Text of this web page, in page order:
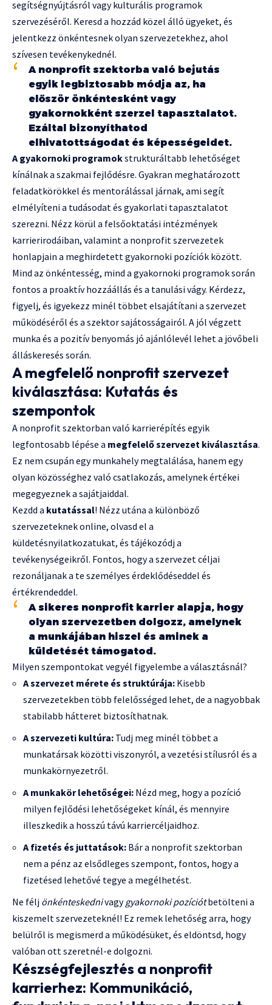
segítségnyújtásról vagy kulturális programok
szervezéséről. Keresd a hozzád közel álló ügyeket, és
jelentkezz önkéntesnek olyan szervezetekhez, ahol
szívesen tevékenykednél.
A nonprofit szektorba való bejutás
egyik legbiztosabb módja az, ha
először önkéntesként vagy
gyakornokként szerzel tapasztalatot.
Ezáltal bizonyíthatod
elhivatottságodat és képességeidet.
A gyakornoki programokstrukturáltabb lehetőséget
kínálnak a szakmai fejlődésre. Gyakran meghatározott
feladatkörökkel és mentorálással járnak, ami segít
elmélyíteni a tudásodat és gyakorlati tapasztalatot
szerezni. Nézz körül a felsőoktatási intézmények
karrierirodáiban, valamint a nonprofit szervezetek
honlapjain a meghirdetett gyakornoki pozíciók között.
Mind az önkéntesség, mind a gyakornoki programok során
fontos a proaktív hozzáállás és a tanulási vágy. Kérdezz,
figyelj, és igyekezz minél többet elsajátítani a szervezet
működéséről és a szektor sajátosságairól. A jól végzett
munka és a pozitív benyomás jó ajánlólevél lehet a jövőbeli
álláskeresés során.
A megfelelő nonprofit szervezet
kiválasztása: Kutatás és
szempontok
A nonprofit szektorban való karrierépítés egyik
legfontosabb lépése a megfelelő szervezet kiválasztása.
Ez nem csupán egy munkahely megtalálása, hanem egy
olyan közösséghez való csatlakozás, amelynek értékei
megegyeznek a sajátjaiddal.
Kezdd a kutatással! Nézz utána a különböző
szervezeteknek online, olvasd el a
küldetésnyilatkozatukat, és tájékozódj a
tevékenységeikről. Fontos, hogy a szervezet céljai
rezonáljanak a te személyes érdeklődéseddel és
értékrendeddel.
A sikeres nonprofit karrier alapja, hogy
olyan szervezetben dolgozz, amelynek
a munkájában hiszel és aminek a
küldetését támogatod.
Milyen szempontokat vegyél figyelembe a választásnál?
A szervezet mérete és struktúrája: Kisebb
szervezetekben több felelősséged lehet, de a nagyobbak
stabilabb hátteret biztosíthatnak.
A szervezeti kultúra: Tudj meg minél többet a
munkatársak közötti viszonyról, a vezetési stílusról és a
munkakörnyezetről.
A munkakör lehetőségei: Nézd meg, hogy a pozíció
milyen fejlődési lehetőségeket kínál, és mennyire
illeszkedik a hosszú távú karriercéljaidhoz.
A fizetés és juttatások: Bár a nonprofit szektorban
nem a pénz az elsődleges szempont, fontos, hogy a
fizetésed lehetővé tegye a megélhetést.
Ne félj önkénteskednivagygyakornoki pozíciótbetölteni a
kiszemelt szervezeteknél! Ez remek lehetőség arra, hogy
belülről is megismerd a működésüket, és eldöntsd, hogy
valóban ott szeretnél-e dolgozni.
Készségfejlesztés a nonprofit
karrierhez: Kommunikáció,